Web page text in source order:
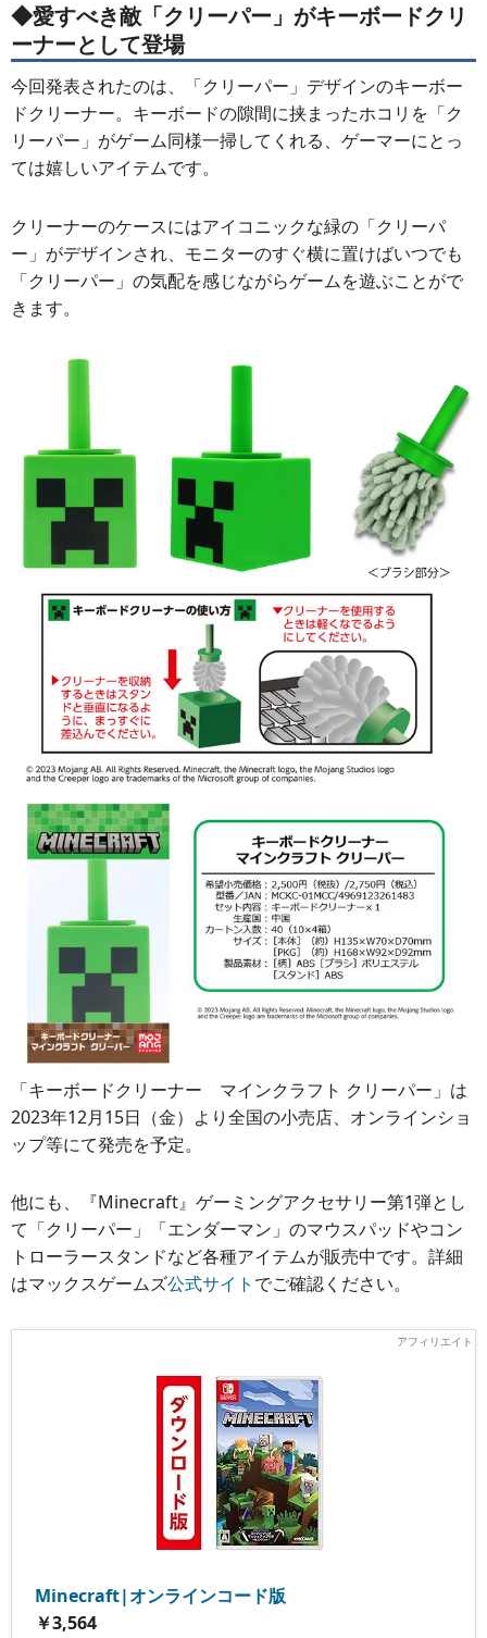
◆愛すべき敵「クリーパー」がキーボードクリ
ーナーとして登場
今回発表されたのは、「クリーパー」デザインのキーボー
ドクリーナー。キーボードの隙間に挟まったホコリを「ク
リーパー」がゲーム同様一掃してくれる、ゲーマーにとっ
ては嬉しいアイテムです。
クリーナーのケースにはアイコニックな緑の「クリーパ
ー」がデザインされ、モニターのすぐ横に置けばいつでも
「クリーパー」の気配を感じながらゲームを遊ぶことがで
きます。
「キーボードクリーナー マインクラフト クリーパー」は
2023年12月15日（金）より全国の小売店、オンラインショ
ップ等にて発売を予定。
他にも、『Minecraft』ゲーミングアクセサリー第1弾とし
て「クリーパー」「エンダーマン」のマウスパッドやコン
トローラースタンドなど各種アイテムが販売中です。詳細
はマックスゲームズ公式サイト でご確認ください。
Minecraft|オンラインコード版
￥3,564